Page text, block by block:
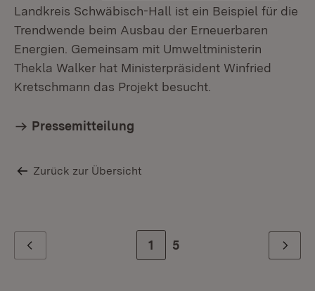
Landkreis Schwäbisch-Hall ist ein Beispiel für die
Trendwende beim Ausbau der Erneuerbaren
Energien. Gemeinsam mit Umweltministerin
Thekla Walker hat Ministerpräsident Winfried
Kretschmann das Projekt besucht.
Pressemitteilung
Zurück zur Übersicht
Zur Seite
1 Zur letzten Seite
5 Weiter